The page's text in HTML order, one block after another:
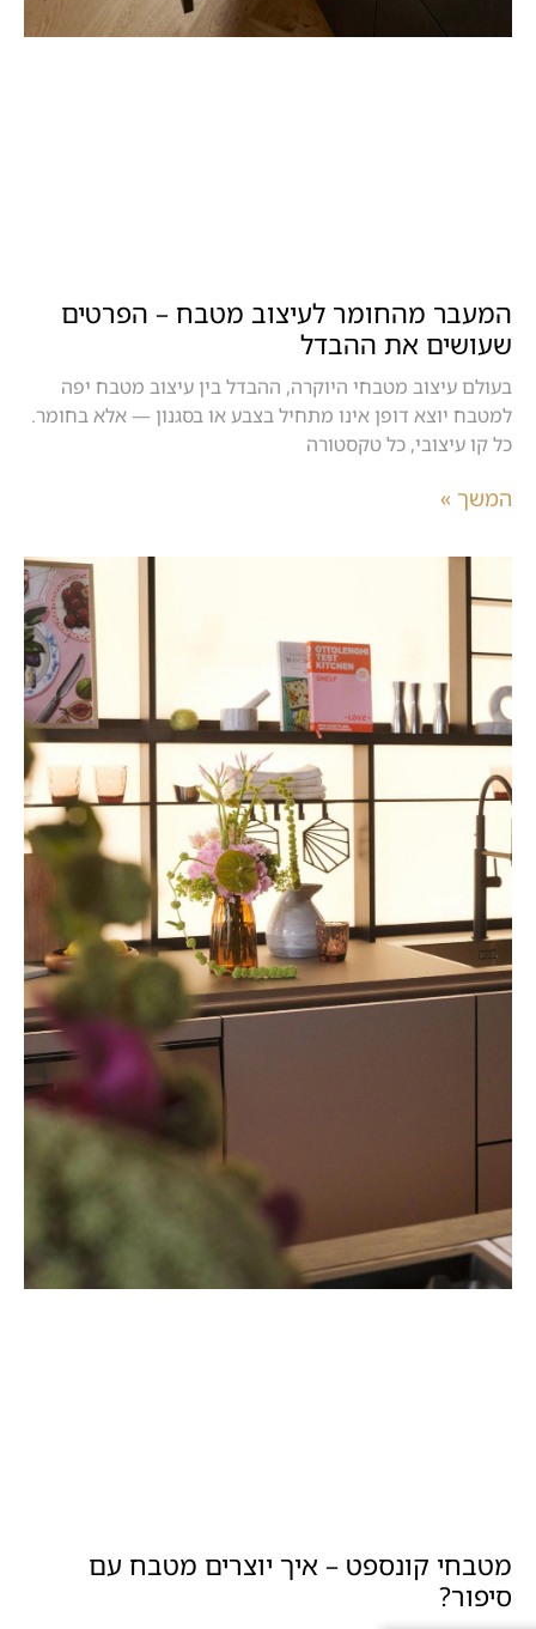
המעבר מהחומר לעיצוב מטבח – הפרטים
שעושים את ההבדל
בעולם עיצוב מטבחי היוקרה, ההבדל בין עיצוב מטבח יפה
למטבח יוצא דופן אינו מתחיל בצבע או בסגנון — אלא בחומר.
כל קו עיצובי, כל טקסטורה
המשך »
מטבחי קונספט – איך יוצרים מטבח עם
סיפור?